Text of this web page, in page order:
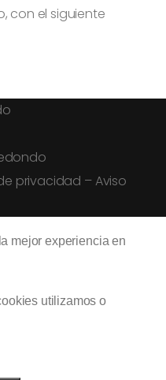
con el siguiente
privacidad –Aviso
mejor experiencia en
utilizamos o